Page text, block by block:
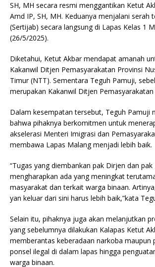
SH, MH secara resmi menggantikan Ketut
Amd IP, SH, MH. Keduanya menjalani serah
(Sertijab) secara langsung di Lapas Kelas 1
(26/5/2025).
Diketahui, Ketut Akbar mendapat amanah
Kakanwil Ditjen Pemasyarakatan Provinsi
Timur (NTT). Sementara Teguh Pamuji,
merupakan Kakanwil Ditjen Pemasyarakatan
Dalam kesempatan tersebut, Teguh Pamuji
bahwa pihaknya berkomitmen untuk
akselerasi Menteri Imigrasi dan
membawa Lapas Malang menjadi lebih baik.
“Tugas yang diembankan pak Dirjen dan
mengharapkan ada yang meningkat
masyarakat dan terkait warga binaan.
yan keluar dari sini harus lebih baik,”kata
Selain itu, pihaknya juga akan melanjutkan
yang sebelumnya dilakukan Kalapas Ketut
memberantas keberadaan narkoba maupun
ponsel ilegal di dalam lapas hingga
warga binaan.